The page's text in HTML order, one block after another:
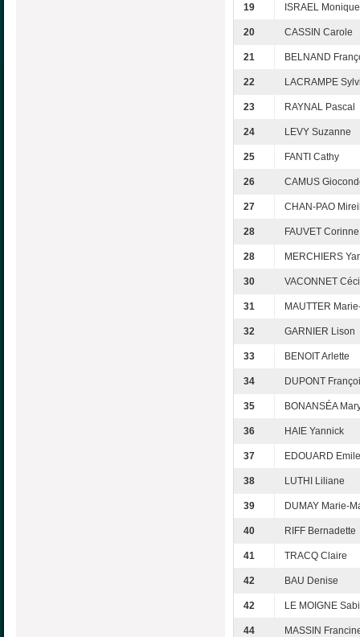
19 ISRAEL Monique
20 CASSIN Carole
21 BELNAND
22 LACRAMPE
23 RAYNAL Pascal
24 LEVY Suzanne
25 FANTI Cathy
26 CAMUS
27 CHAN-PAO
28 FAUVET Corinne
28 MERCHIERS
30 VACONNET
31 MAUTTER
32 GARNIER Lison
33 BENOIT Arlette
34 DUPONT
35 BONANSÉA
36 HAIE Yannick
37 EDOUARD Emile
38 LUTHI Liliane
39 DUMAY Marie-
40 RIFF Bernadette
41 TRACQ Claire
42 BAU Denise
42 LE MOIGNE
44 MASSIN